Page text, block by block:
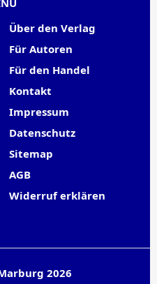
Über den Verlag
Für Autoren
Für den Handel
Kontakt
Impressum
Datenschutz
Sitemap
AGB
Widerruf erklären
2026